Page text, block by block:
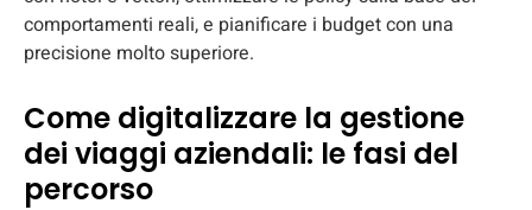
comportamenti reali, e pianificare i budget con una
precisione molto superiore.
Come digitalizzare la gestione
dei viaggi aziendali: le fasi del
percorso